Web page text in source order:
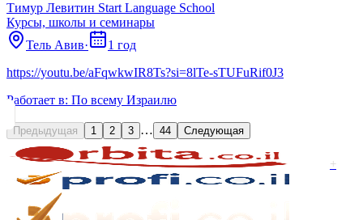
Тимур Левитин Start Language School
Курсы, школы и семинары
Тель Авив·
1 год
https://youtu.be/aFqwkwIR8Ts?si=8lTe-sTUFuRif0J3
Работает в: По всему Израилю
Предыдущая 1 2 3 … 44 Следующая
+